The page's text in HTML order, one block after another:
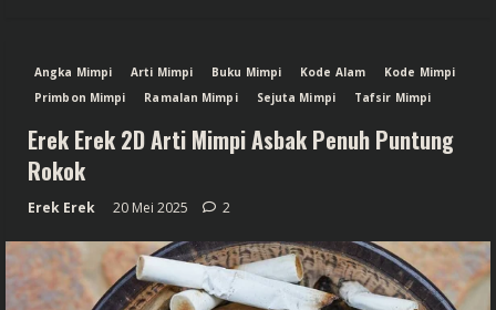
Angka Mimpi Arti Mimpi Buku Mimpi Kode Alam
Kode Mimpi
Primbon Mimpi
Ramalan Mimpi Sejuta Mimpi Tafsir Mimpi
Erek Erek 2D Arti Mimpi Asbak Penuh Puntung
Rokok
Erek Erek 20 Mei 2025 2